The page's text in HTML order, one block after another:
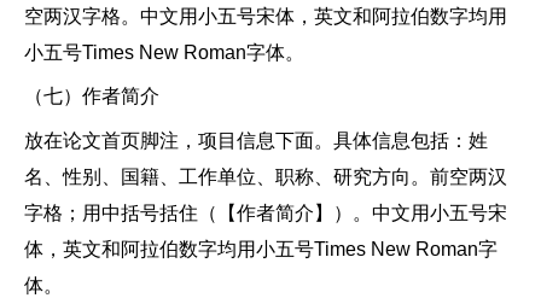
空两汉字格。中文用小五号宋体，英文和阿拉伯数字均用
小五号Times New Roman字体。
（七）作者简介
放在论文首页脚注，项目信息下面。具体信息包括：姓
名、性别、国籍、工作单位、职称、研究方向。前空两汉
字格；用中括号括住（【作者简介】）。中文用小五号宋
体，英文和阿拉伯数字均用小五号Times New Roman字
体。